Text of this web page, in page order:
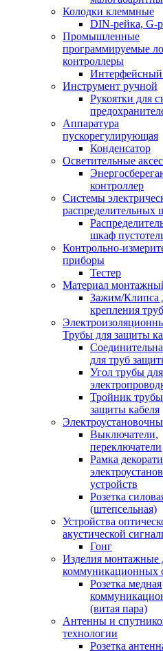
Колодки клеммные
DIN-рейка, G-
Промышленные
программируемые
контроллеры
Интерфейсный
Инструмент ручной
Рукоятки для
Аппаратура
пускорегулирующая
Конденсатор
Осветительные
контроллер
Системы
распределительных
шкаф
Контрольно-
приборы
Тестер
Материал
Зажим/Клипса
крепления труб
Трубы для защиты
для труб
Угол трубы для
Тройник
защиты кабеля
Выключатели,
переключатели
Рамка
устройств
Розетка
(штепсельная)
Устройства
акустической
Гонг
Изделия монтажные
коммуникационных
Розетка медная
(витая пара)
Антенны и
технологии
Розетка